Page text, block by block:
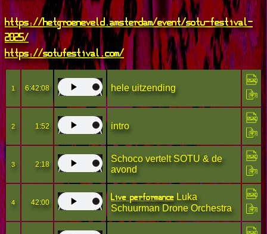
https://hetgroeneveld.amsterdam/event/sotu-festival-
2025/
https://sotufestival.com/
1 6:42:08 hele uitzending
2 1:52 intro
3 2:18
Schoco vertelt SOTU & de
avond
4 42:00 Live performanceLuka
Schuurman Drone Orchestra